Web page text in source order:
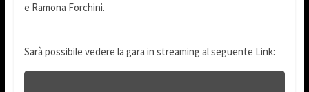
e Ramona Forchini.
Sarà possibile vedere la gara in streaming al seguente Link: